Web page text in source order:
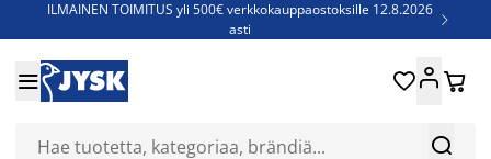
ILMAINEN TOIMITUS yli 500€ verkkokauppaostoksille 12.8.2026
asti

Jenkkisänkyjä - Säästä jopa 60%


 